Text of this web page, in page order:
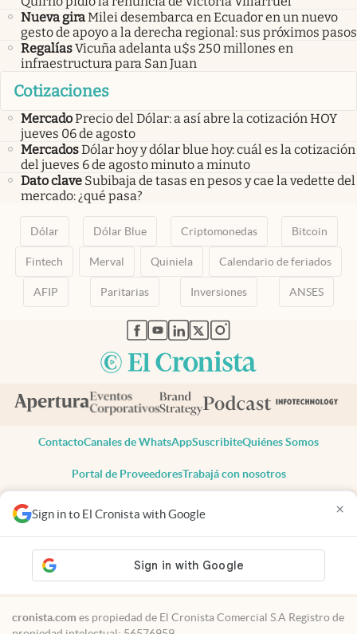
Sign in to El Cronista with Google ×
Nueva giraMilei desembarca en Ecuador en un nuevo
gesto de apoyo a la derecha regional: sus próximos pasos
RegalíasVicuña adelanta u$s 250 millones en
infraestructura para San Juan
Cotizaciones
MercadoPrecio del Dólar: a así abre la cotización HOY
jueves 06 de agosto
MercadosDólar hoy y dólar blue hoy: cuál es la cotización
del jueves 6 de agosto minuto a minuto
Dato clave Subibaja de tasas en pesos y cae la vedette del
mercado: ¿qué pasa?
Dólar Dólar Blue Criptomonedas Bitcoin
Fintech Merval Quiniela Calendario de feriados
AFIP Paritarias Inversiones ANSES
abre en nueva pestaña
abre en nueva pestaña
abre en nueva pestaña
abre en nueva pestaña
abre en nueva pestaña
ContactoCanales de WhatsAppSuscribiteQuiénes Somos
Portal de ProveedoresTrabajá con nosotros
Todos los derechos reservados
Privacidad
Consentimiento
Tel:+54 11 7078-3270
cronista.com es propiedad de El Cronista Comercial S.A Registro de